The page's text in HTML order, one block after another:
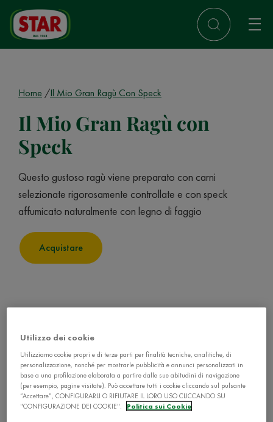
Home Il Mio Gran Ragù Con Speck
Il Mio Gran Ragù con
Speck
Questo gustoso ragù viene preparato con carni
selezionate rigorosamente controllate e con speck
affumicato naturalmente con legno di faggio
Acquistare
Utilizzo dei cookie
Utilizziamo cookie propri e di terze parti per finalità tecniche, analitiche, di
personalizzazione, nonché per mostrarle pubblicità e annunci personalizzati in
base a una profilazione elaborata a partire dalle sue abitudini di navigazione
(per esempio, pagine visitate). Può accettare tutti i cookie cliccando sul pulsante
“Accettare”, CONFIGURARLI O RIFIUTARE IL LORO USO CLICCANDO SU
"CONFIGURAZIONE DEI COOKIE".
Politica sui Cookie